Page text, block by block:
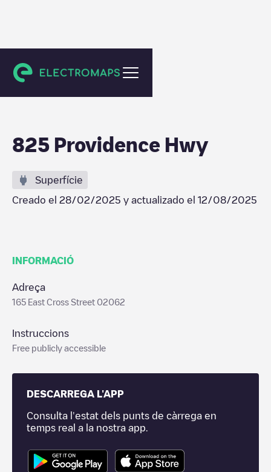
Norwood
825 Providence Hwy
Superfície
Creado el 28/02/2025 y actualizado el 12/08/2025
INFORMACIÓ
Adreça
165 East Cross Street 02062
Instruccions
Free publicly accessible
DESCARREGA L'APP
Consulta l'estat dels punts de càrrega en
temps real a la nostra app.